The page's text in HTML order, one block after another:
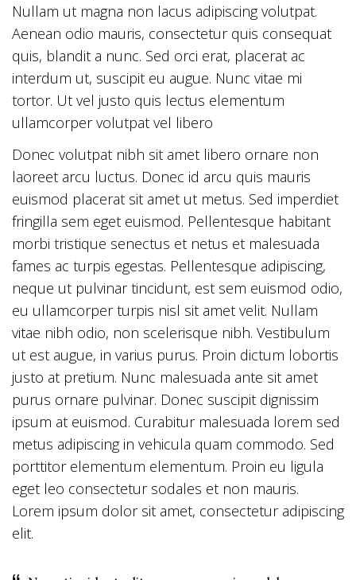
Nullam ut magna non lacus adipiscing volutpat.
Aenean odio mauris, consectetur quis consequat
quis, blandit a nunc. Sed orci erat, placerat ac
interdum ut, suscipit eu augue. Nunc vitae mi
tortor. Ut vel justo quis lectus elementum
ullamcorper volutpat vel libero
Donec volutpat nibh sit amet libero ornare non
laoreet arcu luctus. Donec id arcu quis mauris
euismod placerat sit amet ut metus. Sed imperdiet
fringilla sem eget euismod. Pellentesque habitant
morbi tristique senectus et netus et malesuada
fames ac turpis egestas. Pellentesque adipiscing,
neque ut pulvinar tincidunt, est sem euismod odio,
eu ullamcorper turpis nisl sit amet velit. Nullam
vitae nibh odio, non scelerisque nibh. Vestibulum
ut est augue, in varius purus. Proin dictum lobortis
justo at pretium. Nunc malesuada ante sit amet
purus ornare pulvinar. Donec suscipit dignissim
ipsum at euismod. Curabitur malesuada lorem sed
metus adipiscing in vehicula quam commodo. Sed
porttitor elementum elementum. Proin eu ligula
eget leo consectetur sodales et non mauris.
Lorem ipsum dolor sit amet, consectetur adipiscing
elit.